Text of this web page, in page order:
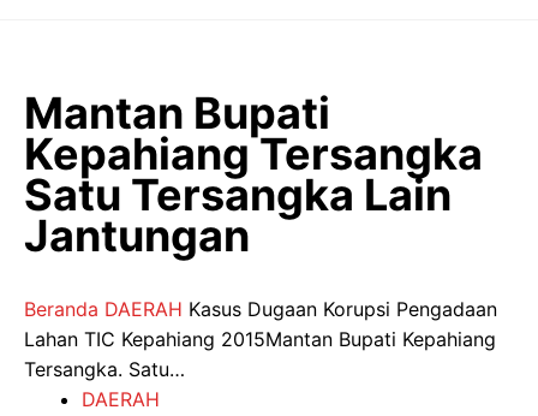
Mantan Bupati
Kepahiang Tersangka
Satu Tersangka Lain
Jantungan
Beranda DAERAH Kasus Dugaan Korupsi Pengadaan
Lahan TIC Kepahiang 2015Mantan Bupati Kepahiang
Tersangka. Satu…
DAERAH